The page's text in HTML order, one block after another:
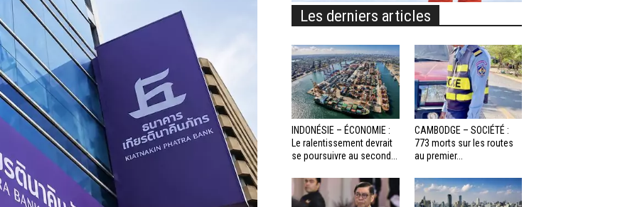
Les derniers articles
INDONÉSIE – ÉCONOMIE :
Le ralentissement devrait
se poursuivre au second...
CAMBODGE – SOCIÉTÉ :
773 morts sur les routes
au premier...